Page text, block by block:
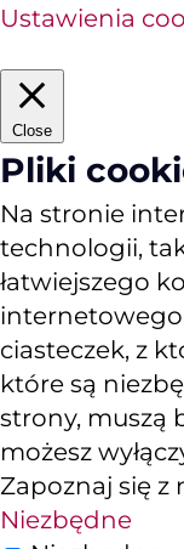
Ustawienia
Close
Pliki
Na stronie
technologii,
łatwiejszego
ciasteczek, z
które są
strony, muszą
możesz
Zapoznaj się z
Niezbędne